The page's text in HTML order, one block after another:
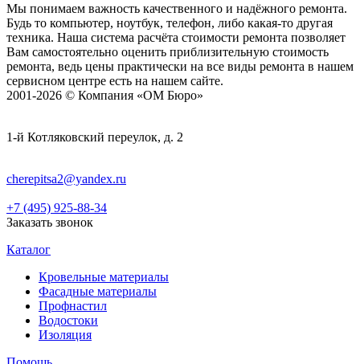
Мы понимаем важность качественного и надёжного ремонта.
Будь то компьютер, ноутбук, телефон, либо какая-то другая
техника. Наша система расчёта стоимости ремонта позволяет
Вам самостоятельно оценить приблизительную стоимость
ремонта, ведь цены практически на все виды ремонта в нашем
сервисном центре есть на нашем сайте.
2001-2026 © Компания «ОМ Бюро»
1-й Котляковский переулок, д. 2
cherepitsa2@yandex.ru
+7 (495) 925-88-34
Заказать звонок
Каталог
Кровельные материалы
Фасадные материалы
Профнастил
Водостоки
Изоляция